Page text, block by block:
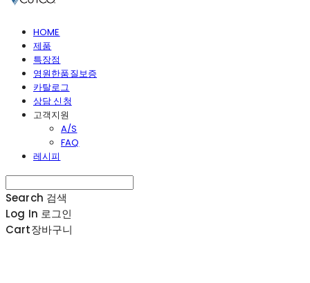
HOME
제품
특장점
영원한품질보증
카탈로그
상담 신청
고객지원
A/S
FAQ
레시피
Search 검색
Log In 로그인
Cart장바구니